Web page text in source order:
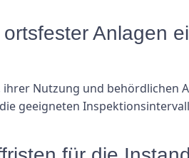
Anlagen
Nutzung und behördlichen
geeigneten